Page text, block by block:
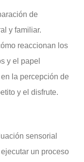
de
y familiar.
reaccionan los
y el papel
la percepción de
y el disfrute.
sensorial
un proceso